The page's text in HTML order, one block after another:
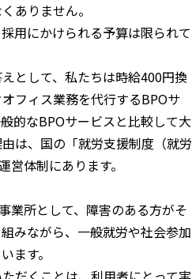
ありません。
用にかけられる予算は限られて
として、私たちは時給400円換
フィス業務を代行するBPOサ
的なBPOサービスと比較して大
は、国の「就労支援制度（就労
体制にあります。
業所として、障害のある方がそ
みながら、一般就労や社会参加
ます。